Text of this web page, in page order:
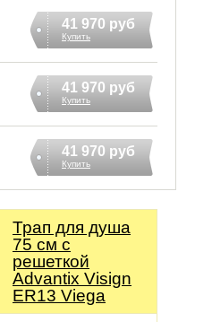
41 970 руб
Купить
41 970 руб
Купить
41 970 руб
Купить
Трап для душа
75 см с
решеткой
Advantix Visign
ER13 Viega